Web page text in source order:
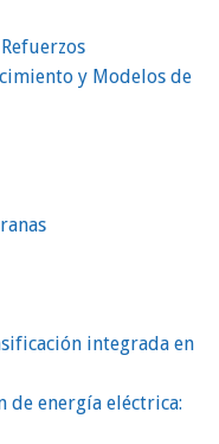
y Modelos de
integrada en
de energía eléctrica: